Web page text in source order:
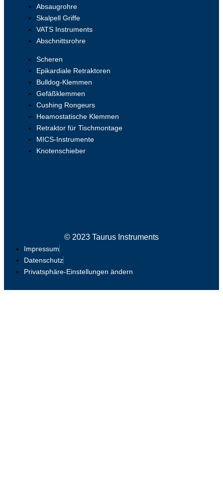
Absaugrohre
Skalpell Griffe
VATS Instruments
Abschnittsrohre
Scheren
Epikardiale Retraktoren
Bulldog-Klemmen
Gefäßklemmen
Cushing Rongeurs
Heamostatische Klemmen
Retraktor für Tischmontage
MICS-Instrumente
Knotenschieber
© 2023 Taurus Instruments
Impressum
Datenschutz
Privatsphäre-Einstellungen ändern